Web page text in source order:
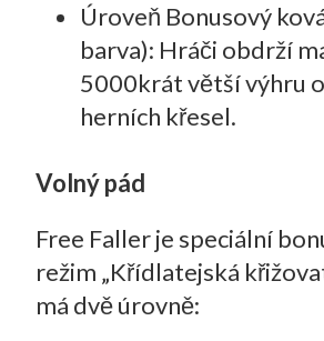
Úroveň Bonusový
barva): Hráči obdrží
5000krát větší výhru
herních křesel.
Volný pád
Free Faller je speciální
režim „Křídlatejská
má dvě úrovně: